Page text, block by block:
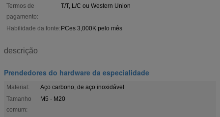
Termos de
pagamento:
T/T, L/C ou Western Union
Habilidade da fonte: PCes 3,000K pelo mês
descrição
Prendedores do hardware da especialidade
Material:
Aço carbono, de aço inoxidável
Tamanho
comum:
M5 - M20